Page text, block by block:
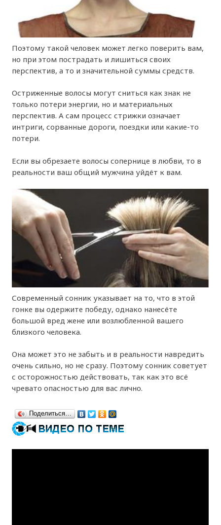
Поэтому такой человек может легко поверить вам,
но при этом пострадать и лишиться своих
перспектив, а то и значительной суммы средств.
Остриженные волосы могут сниться как знак не
только потери энергии, но и материальных
перспектив. А сам процесс стрижки означает
интриги, сорванные дороги, поездки или какие-то
потери.
Если вы обрезаете волосы сопернице в любви, то в
реальности ваш общий мужчина уйдёт к вам.
Современный сонник указывает на то, что в этой
гонке вы одержите победу, однако нанесёте
большой вред жене или возлюбленной вашего
близкого человека.
Она может это не забыть и в реальности навредить
очень сильно, но не сразу. Поэтому сонник советует
с осторожностью действовать, так как это всё
чревато опасностью для вас лично.
Поделиться…